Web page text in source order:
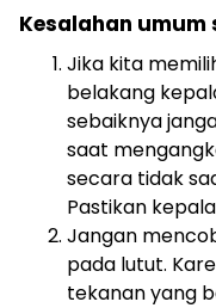
Kesalahan umum
Jika kita
belakang
sebaiknya
saat
secara tidak
Pastikan
Jangan
pada lutut.
tekanan yang